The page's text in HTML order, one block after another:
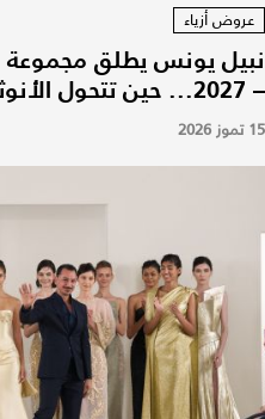
عروض أزياء
– 2027... حين تتحول الأنوثة إلى عمل فني
15 تموز 2026